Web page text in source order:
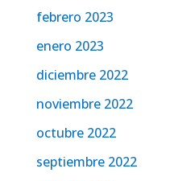
febrero 2023
enero 2023
diciembre 2022
noviembre 2022
octubre 2022
septiembre 2022